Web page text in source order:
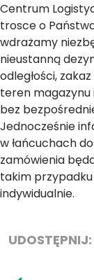
Centrum
trosce o
wdrażamy
nieustanną
odległości,
teren magazynu
bez
Jednocześnie
w łańcuchach
zamówienia
takim
indywidualnie.
UDOSTĘPNIJ: